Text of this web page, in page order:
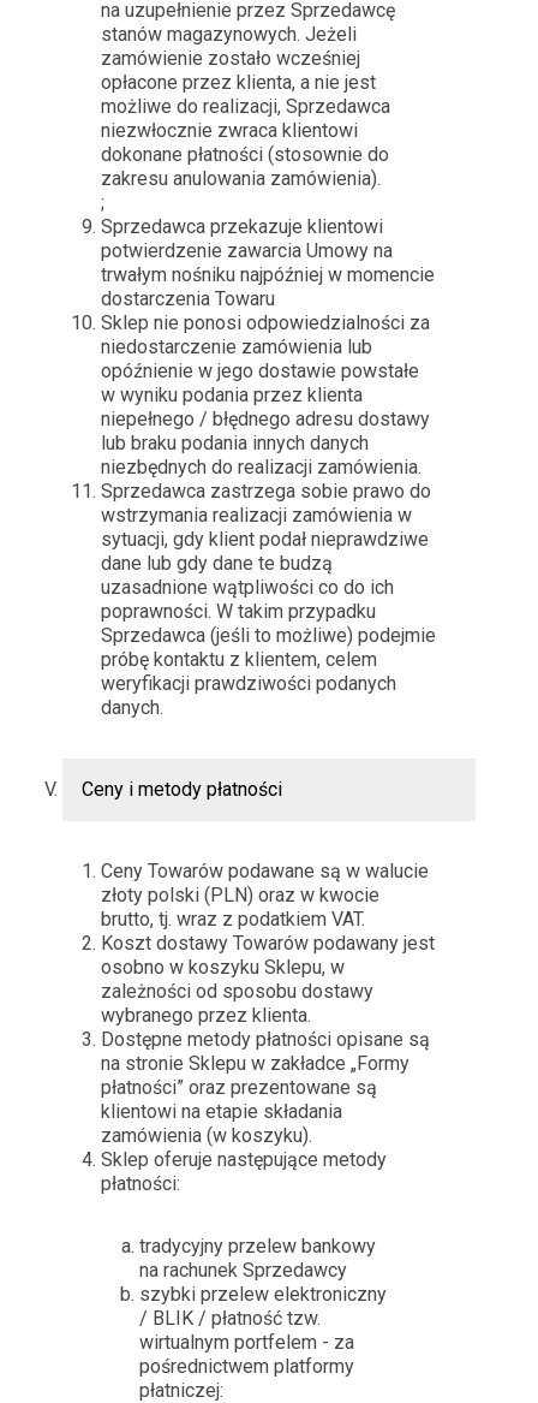
na uzupełnienie przez Sprzedawcę
stanów magazynowych. Jeżeli
zamówienie zostało wcześniej
opłacone przez klienta, a nie jest
możliwe do realizacji, Sprzedawca
niezwłocznie zwraca klientowi
dokonane płatności (stosownie do
zakresu anulowania zamówienia).
;
Sprzedawca przekazuje klientowi
potwierdzenie zawarcia Umowy na
trwałym nośniku najpóźniej w momencie
dostarczenia Towaru
Sklep nie ponosi odpowiedzialności za
niedostarczenie zamówienia lub
opóźnienie w jego dostawie powstałe
w wyniku podania przez klienta
niepełnego / błędnego adresu dostawy
lub braku podania innych danych
niezbędnych do realizacji zamówienia.
Sprzedawca zastrzega sobie prawo do
wstrzymania realizacji zamówienia w
sytuacji, gdy klient podał nieprawdziwe
dane lub gdy dane te budzą
uzasadnione wątpliwości co do ich
poprawności. W takim przypadku
Sprzedawca (jeśli to możliwe) podejmie
próbę kontaktu z klientem, celem
weryfikacji prawdziwości podanych
danych.
Ceny i metody płatności
Ceny Towarów podawane są w walucie
złoty polski (PLN) oraz w kwocie
brutto, tj. wraz z podatkiem VAT.
Koszt dostawy Towarów podawany jest
osobno w koszyku Sklepu, w
zależności od sposobu dostawy
wybranego przez klienta.
Dostępne metody płatności opisane są
na stronie Sklepu w zakładce „Formy
płatności” oraz prezentowane są
klientowi na etapie składania
zamówienia (w koszyku).
Sklep oferuje następujące metody
płatności:
tradycyjny przelew bankowy
na rachunek Sprzedawcy
szybki przelew elektroniczny
/ BLIK / płatność tzw.
wirtualnym portfelem - za
pośrednictwem platformy
płatniczej: